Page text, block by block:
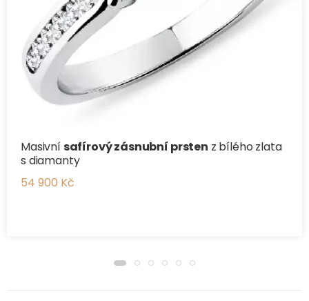
Masivnísafírový zásnubní prsten z bílého zlata
s diamanty
54 900 Kč